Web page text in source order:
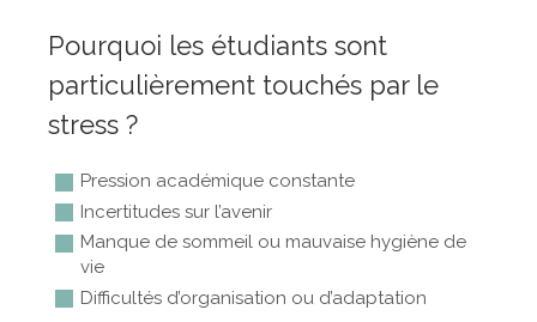
Pourquoi les étudiants sont
particulièrement touchés par le
stress ?
Pression académique constante
Incertitudes sur l’avenir
Manque de sommeil ou mauvaise hygiène de
vie
Difficultés d’organisation ou d’adaptation